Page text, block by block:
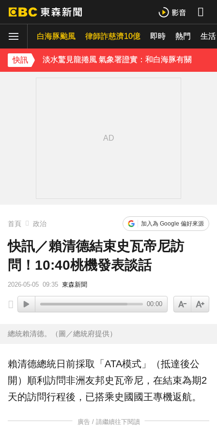
白海豚颱風 律師詐慈濟10億 即時 熱門 生活
快訊
颱風白海豚暴風圈縮小 未來強度有減弱趨勢
淡水驚見龍捲風 氣象署證實：和白海豚有關
首頁 政治 加入為 Google 偏好來源
快訊／賴清德結束史瓦帝尼訪
問！10:40桃機發表談話
2026-05-05 09:35 東森新聞
00:00
總統賴清德。（圖／總統府提供）
賴清德總統日前採取「ATA模式」（抵達後公
開）順利訪問非洲友邦史瓦帝尼，在結束為期2
天的訪問行程後，已搭乘史國國王專機返航。
廣告 / 請繼續往下閱讀